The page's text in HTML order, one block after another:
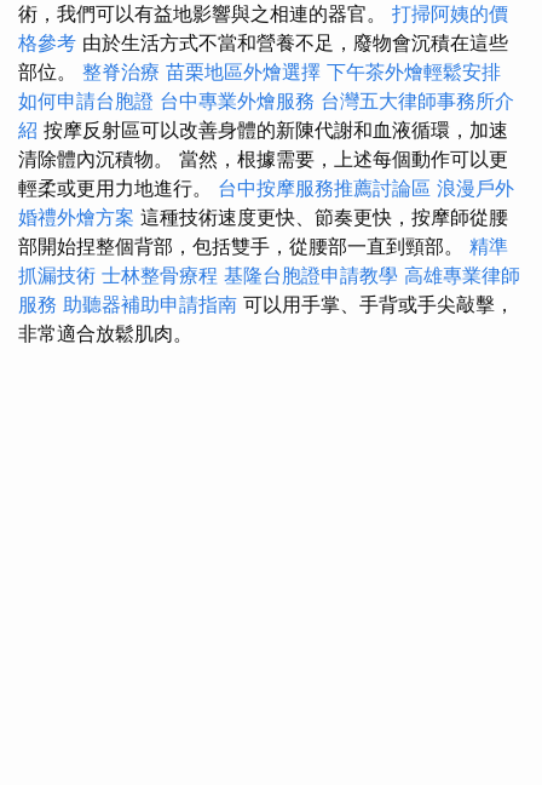
術，我們可以有益地影響與之相連的器官。 打掃阿姨的價
格參考 由於生活方式不當和營養不足，廢物會沉積在這些
部位。 整脊治療 苗栗地區外燴選擇 下午茶外燴輕鬆安排
如何申請台胞證 台中專業外燴服務 台灣五大律師事務所介
紹 按摩反射區可以改善身體的新陳代謝和血液循環，加速
清除體內沉積物。 當然，根據需要，上述每個動作可以更
輕柔或更用力地進行。 台中按摩服務推薦討論區 浪漫戶外
婚禮外燴方案 這種技術速度更快、節奏更快，按摩師從腰
部開始捏整個背部，包括雙手，從腰部一直到頸部。 精準
抓漏技術 士林整骨療程 基隆台胞證申請教學 高雄專業律師
服務 助聽器補助申請指南 可以用手掌、手背或手尖敲擊，
非常適合放鬆肌肉。